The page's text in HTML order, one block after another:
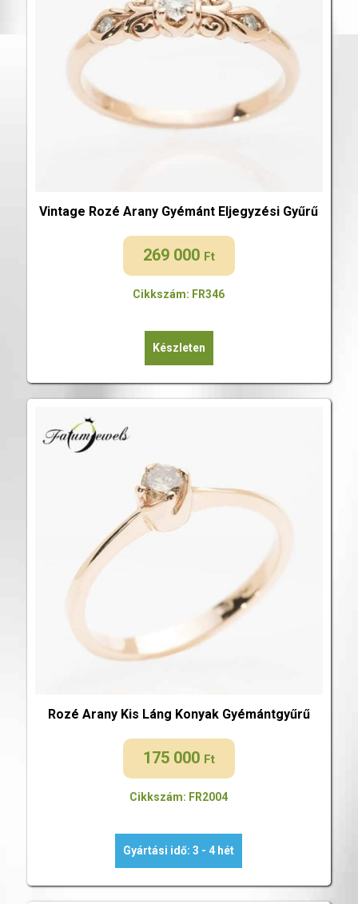
Vintage Rozé Arany Gyémánt Eljegyzési Gyűrű
269 000 Ft
Cikkszám: FR346
Készleten
Rozé Arany Kis Láng Konyak Gyémántgyűrű
175 000 Ft
Cikkszám: FR2004
Gyártási idő: 3 - 4 hét